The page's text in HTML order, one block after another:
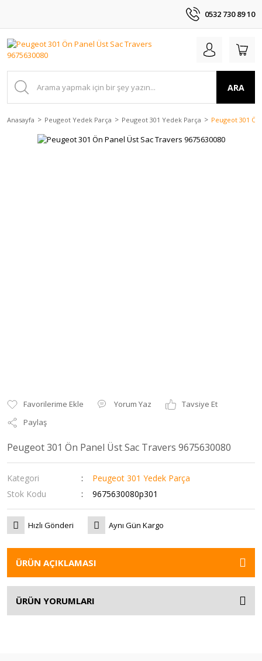
0532 730 89 10
ARA
Anasayfa Peugeot Yedek Parça Peugeot 301 Yedek Parça Peugeot 301
Yorum Yaz
Tavsiye Et
Paylaş
Peugeot 301 Ön Panel Üst Sac Travers 9675630080
Kategori
Peugeot 301 Yedek Parça
Stok Kodu
9675630080p301
Hızlı Gönderi Aynı Gün Kargo
ÜRÜN AÇIKLAMASI
ÜRÜN YORUMLARI